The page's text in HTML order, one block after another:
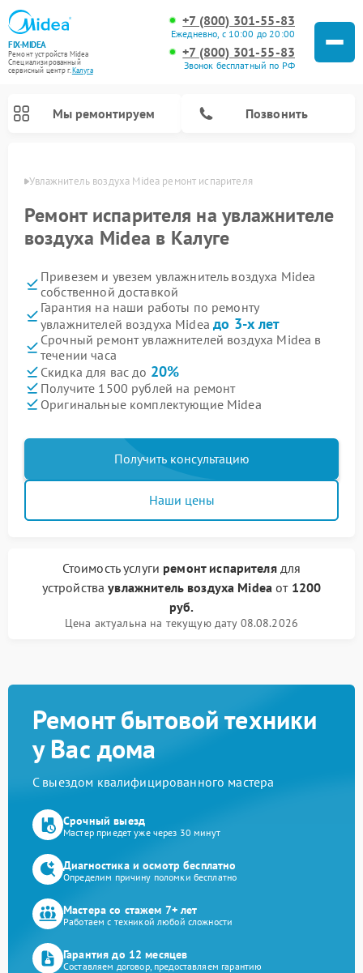
FIX-MIDEA
Ремонт устройств Midea
Специализированный
cервисный центр г.Калуга
+7 (800) 301-55-83
Ежедневно, с 10:00 до 20:00
+7 (800) 301-55-83
Звонок бесплатный по РФ
Мы ремонтируем Позвонить
Увлажнитель воздуха Midea ремонт испарителя
Ремонт испарителя на увлажнителе
воздуха Midea в Калуге
Привезем и увезем увлажнитель воздуха Midea
собственной доставкой
Гарантия на наши работы по ремонту
увлажнителей воздуха Mideaдо 3-х лет
Срочный ремонт увлажнителей воздуха Midea в
течении часа
Скидка для вас до 20%
Получите 1500 рублей на ремонт
Оригинальные комплектующие Midea
Получить консультацию
Наши цены
Стоимость услуги ремонт испарителядля
устройстваувлажнитель воздуха Midea от 1200
руб.
Цена актуальна на текущую дату 08.08.2026
Ремонт бытовой техники
у Вас дома
С выездом квалифицированного мастера
Срочный выезд
Мастер приедет уже через 30 минут
Диагностика и осмотр бесплатно
Определим причину поломки бесплатно
Мастера со стажем 7+ лет
Работаем с техникой любой сложности
Гарантия до 12 месяцев
Составляем договор, предоставляем гарантию